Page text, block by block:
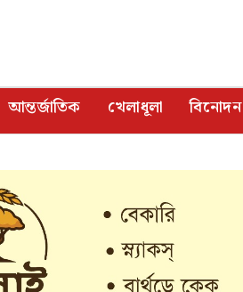
আন্তর্জাতিক খেলাধূলা বিনোদন